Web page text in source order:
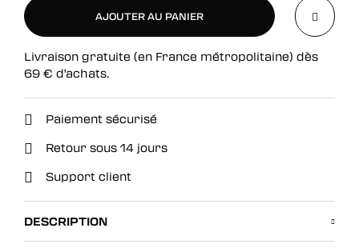
AJOUTER AU PANIER
AJOUTER AU PANIER
Livraison gratuite (en France métropolitaine) dès
69 € d'achats.
Paiement sécurisé
Retour sous 14 jours
Support client
DESCRIPTION